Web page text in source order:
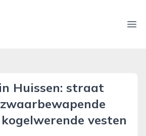
Huissen: straat
vesten